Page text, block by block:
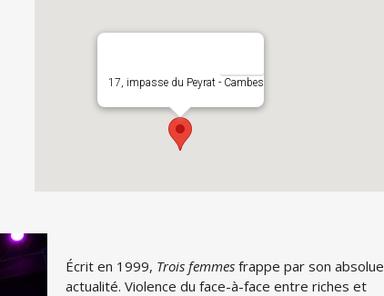
17, impasse du Peyrat - Cambes
Écrit en 1999, Trois femmes frappe par son absolue
actualité. Violence du face-à-face entre riches et